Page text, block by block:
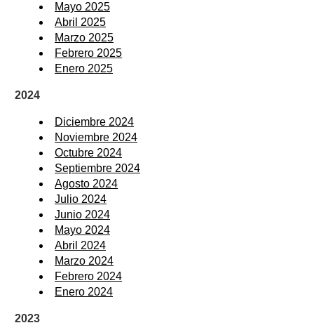
Mayo 2025
Abril 2025
Marzo 2025
Febrero 2025
Enero 2025
2024
Diciembre 2024
Noviembre 2024
Octubre 2024
Septiembre 2024
Agosto 2024
Julio 2024
Junio 2024
Mayo 2024
Abril 2024
Marzo 2024
Febrero 2024
Enero 2024
2023